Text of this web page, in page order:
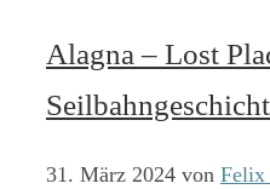
Alagna – Lost
31. März 2024 von Felix